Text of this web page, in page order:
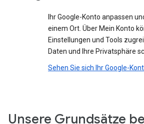
Ihr Google-Konto anpassen
einem Ort. Über Mein Konto
Einstellungen und Tools
Daten und Ihre Privatsphäre
Sehen Sie sich Ihr Google-
Unsere Grundsätze